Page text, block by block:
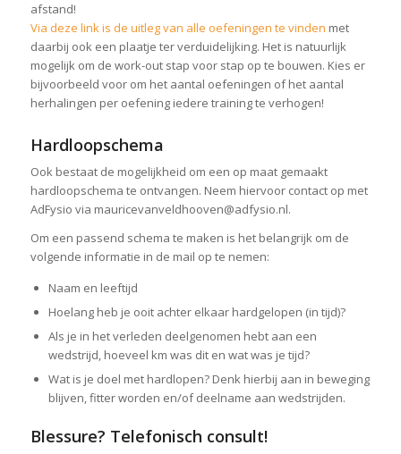
afstand!
Via deze link is de uitleg van alle oefeningen te vinden met
daarbij ook een plaatje ter verduidelijking. Het is natuurlijk
mogelijk om de work-out stap voor stap op te bouwen. Kies er
bijvoorbeeld voor om het aantal oefeningen of het aantal
herhalingen per oefening iedere training te verhogen!
Hardloopschema
Ook bestaat de mogelijkheid om een op maat gemaakt
hardloopschema te ontvangen. Neem hiervoor contact op met
AdFysio via mauricevanveldhooven@adfysio.nl.
Om een passend schema te maken is het belangrijk om de
volgende informatie in de mail op te nemen:
Naam en leeftijd
Hoelang heb je ooit achter elkaar hardgelopen (in tijd)?
Als je in het verleden deelgenomen hebt aan een
wedstrijd, hoeveel km was dit en wat was je tijd?
Wat is je doel met hardlopen? Denk hierbij aan in beweging
blijven, fitter worden en/of deelname aan wedstrijden.
Blessure? Telefonisch consult!